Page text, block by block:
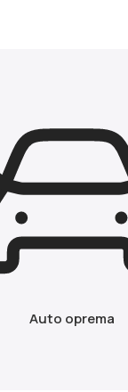
Auto oprema